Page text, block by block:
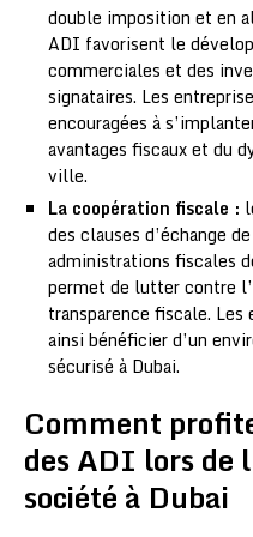
double imposition et en
ADI favorisent le
commerciales et des
signataires. Les
encouragées à
avantages fiscaux et du
ville.
La coopération fiscale :
des clauses d’échange
administrations fiscales
permet de lutter contre
transparence fiscale.
ainsi bénéficier d’un
sécurisé à Dubai.
Comment
des ADI lors de
société à Dubai